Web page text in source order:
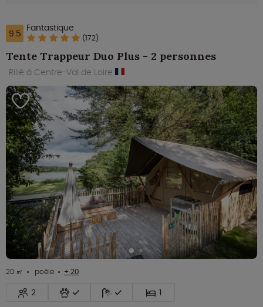
9.5 Fantastique
(172)
Tente Trappeur Duo Plus - 2 personnes
Rillé à Centre-Val de Loire
20 ㎡ poêle + 20
2 1